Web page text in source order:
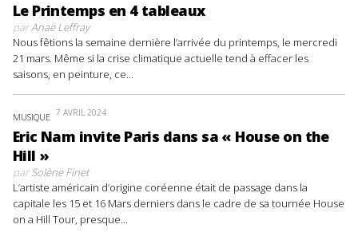
Le Printemps en 4 tableaux
parAnaë Leffray
Nous fêtions la semaine dernière l’arrivée du printemps, le mercredi
21 mars. Même si la crise climatique actuelle tend à effacer les
saisons, en peinture, ce...
MUSIQUE 7 AVRIL 2024
Eric Nam invite Paris dans sa « House on the
Hill »
parSolène Finet
L’artiste américain d’origine coréenne était de passage dans la
capitale les 15 et 16 Mars derniers dans le cadre de sa tournée House
on a Hill Tour, presque...